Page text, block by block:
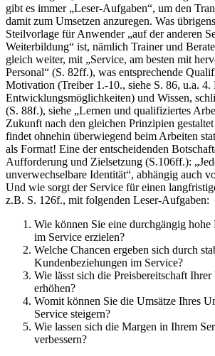
gibt es immer „Leser-Aufgaben“, um den
damit zum Umsetzen anzuregen. Was
Steilvorlage für Anwender „auf der anderen
Weiterbildung“ ist, nämlich Trainer und
gleich weiter, mit „Service, am besten mit
Personal“ (S. 82ff.), was entsprechende
Motivation (Treiber 1.-10., siehe S. 86, u.a. 4.
Entwicklungsmöglichkeiten) und Wissen,
(S. 88f.), siehe „Lernen und qualifiziertes
Zukunft nach den gleichen Prinzipien
findet ohnehin überwiegend beim Arbeiten
als Format! Eine der entscheidenden
Aufforderung und Zielsetzung (S.106ff.):
unverwechselbare Identität“, abhängig auch
Und wie sorgt der Service für einen
z.B. S. 126f., mit folgenden Leser-Aufgaben:
Wie können Sie eine durchgängig
im Service erzielen?
Welche Chancen ergeben sich durch
Kundenbeziehungen im Service?
Wie lässt sich die Preisbereitschaft
erhöhen?
Womit können Sie die Umsätze Ihres
Service steigern?
Wie lassen sich die Margen in Ihrem
verbessern?